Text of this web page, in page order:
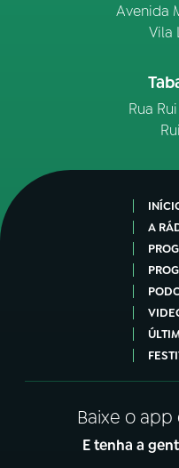
Avenida
Vila
Rua
A
Baixe o
E tenha a